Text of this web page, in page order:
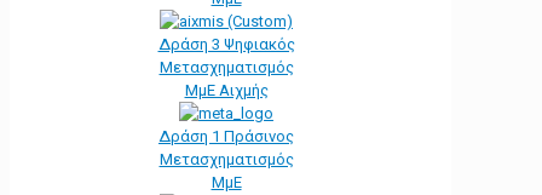
Δράση 3 Ψηφιακός
Μετασχηματισμός
ΜμΕ Αιχμής
Δράση 1 Πράσινος
Μετασχηματισμός
ΜμΕ